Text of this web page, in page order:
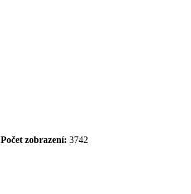
Počet zobrazení: 3742